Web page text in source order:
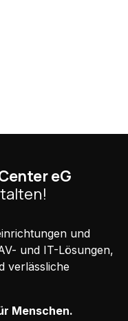
eG
und
und IT-Lösungen,
verlässliche
Menschen.